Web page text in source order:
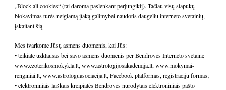
„Block all cookies“ (tai daroma paslenkant perjungiklį). Tačiau visų slapukų
blokavimas turės neigiamą įtaką galimybei naudotis daugeliu interneto svetainių,
įskaitant šią.
Mes tvarkome Jūsų asmens duomenis, kai Jūs:
• teikiate užklausas bei savo asmens duomenis per Bendrovės Interneto svetainę
www.ezoterikosmokykla.lt,www.astrologijosakademija.lt, www.mokymai-
renginiai.lt, www.astrologuasociacija.lt, Facebook platformas, registracijų formas;
• elektroniniais laiškais kreipiatės Bendrovės nurodytais elektroniniais pašto